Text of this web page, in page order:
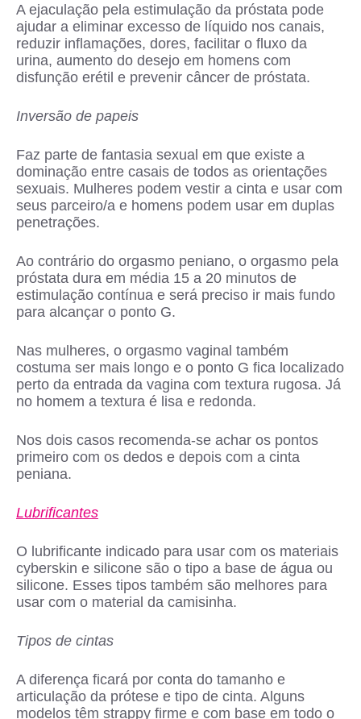
A ejaculação pela estimulação da próstata pode
ajudar a eliminar excesso de líquido nos canais,
reduzir inflamações, dores, facilitar o fluxo da
urina, aumento do desejo em homens com
disfunção erétil e prevenir câncer de próstata.
Inversão de papeis
Faz parte de fantasia sexual em que existe a
dominação entre casais de todos as orientações
sexuais. Mulheres podem vestir a cinta e usar com
seus parceiro/a e homens podem usar em duplas
penetrações.
Ao contrário do orgasmo peniano, o orgasmo pela
próstata dura em média 15 a 20 minutos de
estimulação contínua e será preciso ir mais fundo
para alcançar o ponto G.
Nas mulheres, o orgasmo vaginal também
costuma ser mais longo e o ponto G fica localizado
perto da entrada da vagina com textura rugosa. Já
no homem a textura é lisa e redonda.
Nos dois casos recomenda-se achar os pontos
primeiro com os dedos e depois com a cinta
peniana.
Lubrificantes
O lubrificante indicado para usar com os materiais
cyberskin e silicone são o tipo a base de água ou
silicone. Esses tipos também são melhores para
usar com o material da camisinha.
Tipos de cintas
A diferença ficará por conta do tamanho e
articulação da prótese e tipo de cinta. Alguns
modelos têm strappy firme e com base em todo o